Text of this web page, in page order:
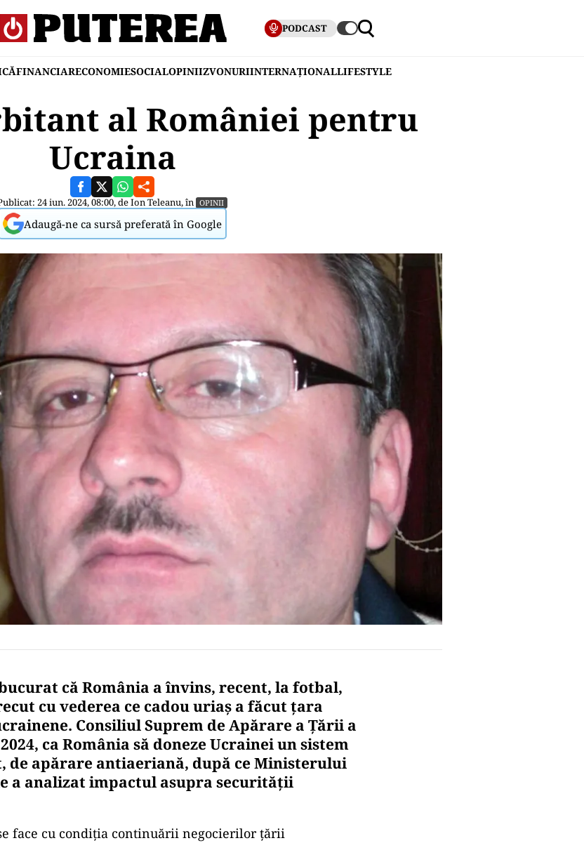
PODCAST
FINANCIARECONOMIESOCIALOPINIIZVONURIINTERNAȚIONALLIFESTYLE
al României pentru
Ucraina
24 iun. 2024, 08:00, deIon Teleanu, în OPINII
Adaugă-ne ca sursă preferată în Google
că România a învins, recent, la fotbal,
cu vederea ce cadou uriaș a făcut țara
Consiliul Suprem de Apărare a Țării a
ca România să doneze Ucrainei un sistem
de apărare antiaeriană, după ce Ministerului
a analizat impactul asupra securității
face cu condiția continuării negocierilor țării